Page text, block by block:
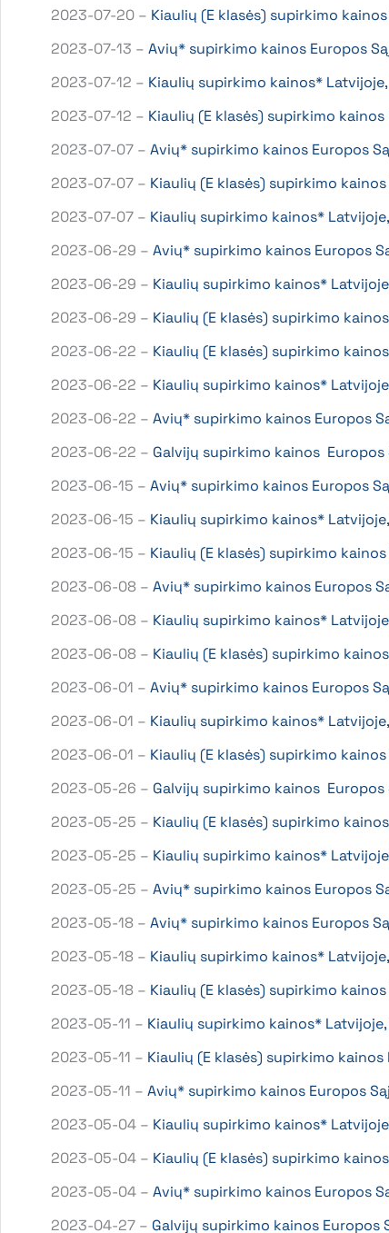
2023-07-20 – Kiaulių (E klasės) supirkimo
2023-07-13 – Avių* supirkimo kainos Europos
2023-07-12 – Kiaulių supirkimo kainos*
2023-07-12 – Kiaulių (E klasės) supirkimo
2023-07-07 – Avių* supirkimo kainos Europos
2023-07-07 – Kiaulių (E klasės) supirkimo
2023-07-07 – Kiaulių supirkimo kainos*
2023-06-29 – Avių* supirkimo kainos Europos
2023-06-29 – Kiaulių supirkimo kainos*
2023-06-29 – Kiaulių (E klasės) supirkimo
2023-06-22 – Kiaulių (E klasės) supirkimo
2023-06-22 – Kiaulių supirkimo kainos*
2023-06-22 – Avių* supirkimo kainos Europos
2023-06-22 – Galvijų supirkimo kainos Europos
2023-06-15 – Avių* supirkimo kainos Europos
2023-06-15 – Kiaulių supirkimo kainos*
2023-06-15 – Kiaulių (E klasės) supirkimo
2023-06-08 – Avių* supirkimo kainos Europos
2023-06-08 – Kiaulių supirkimo kainos*
2023-06-08 – Kiaulių (E klasės) supirkimo
2023-06-01 – Avių* supirkimo kainos Europos
2023-06-01 – Kiaulių supirkimo kainos*
2023-06-01 – Kiaulių (E klasės) supirkimo
2023-05-26 – Galvijų supirkimo kainos Europos
2023-05-25 – Kiaulių (E klasės) supirkimo
2023-05-25 – Kiaulių supirkimo kainos*
2023-05-25 – Avių* supirkimo kainos Europos
2023-05-18 – Avių* supirkimo kainos Europos
2023-05-18 – Kiaulių supirkimo kainos*
2023-05-18 – Kiaulių (E klasės) supirkimo
2023-05-11 – Kiaulių supirkimo kainos* Latvijoje,
2023-05-11 – Kiaulių (E klasės) supirkimo
2023-05-11 – Avių* supirkimo kainos Europos
2023-05-04 – Kiaulių supirkimo kainos*
2023-05-04 – Kiaulių (E klasės) supirkimo
2023-05-04 – Avių* supirkimo kainos Europos
2023-04-27 – Galvijų supirkimo kainos Europos